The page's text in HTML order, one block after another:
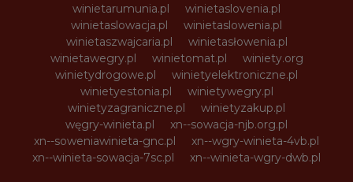
winietarumunia.pl
winietaslovenia.pl
winietaslowacja.pl
winietaslowenia.pl
winietaszwajcaria.pl
winietasłowenia.pl
winietawegry.pl
winietomat.pl
winiety.org
winietydrogowe.pl
winietyelektroniczne.pl
winietyestonia.pl
winietywegry.pl
winietyzagraniczne.pl
winietyzakup.pl
węgry-winieta.pl
xn--sowacja-njb.org.pl
xn--soweniawinieta-gnc.pl
xn--wgry-winieta-4vb.pl
xn--winieta-sowacja-7sc.pl
xn--winieta-wgry-dwb.pl